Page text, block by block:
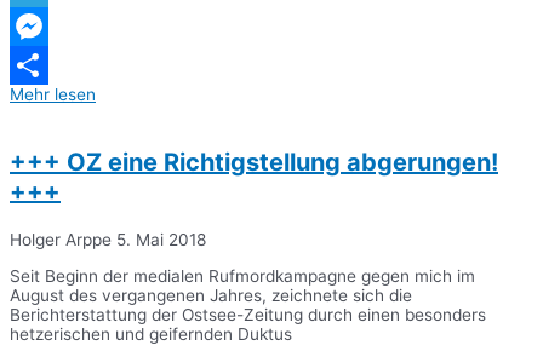
Telegram
Messenger
Teilen
Mehr lesen
+++ OZ eine Richtigstellung abgerungen!
+++
Holger Arppe 5. Mai 2018
Seit Beginn der medialen Rufmordkampagne gegen mich im
August des vergangenen Jahres, zeichnete sich die
Berichterstattung der Ostsee-Zeitung durch einen besonders
hetzerischen und geifernden Duktus